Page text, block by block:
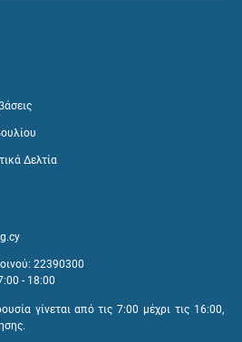
Δελτία
22390300
- 18:00
γίνεται από τις 7:00 μέχρι τις 16:00,